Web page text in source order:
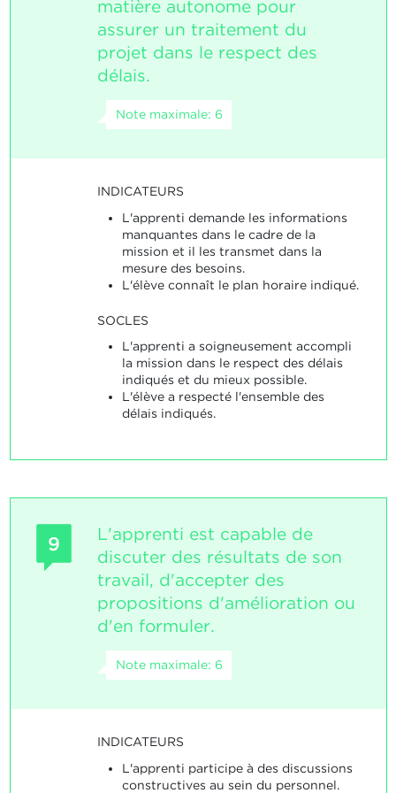
matière autonome pour
assurer un traitement du
projet dans le respect des
délais.
Note maximale: 6
INDICATEURS
L'apprenti demande les informations
manquantes dans le cadre de la
mission et il les transmet dans la
mesure des besoins.
L'élève connaît le plan horaire indiqué.
SOCLES
L'apprenti a soigneusement accompli
la mission dans le respect des délais
indiqués et du mieux possible.
L'élève a respecté l'ensemble des
délais indiqués.
9
L'apprenti est capable de
discuter des résultats de son
travail, d'accepter des
propositions d'amélioration ou
d'en formuler.
Note maximale: 6
INDICATEURS
L'apprenti participe à des discussions
constructives au sein du personnel.